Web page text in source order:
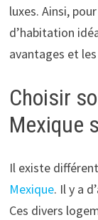
luxes. Ainsi,
d’habitation
avantages et
Choisir
Mexique
Il existe
Mexique. Il y a
Ces divers